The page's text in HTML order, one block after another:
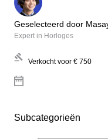
Geselecteerd door
Expert in Horloges
Verkocht voor € 750
Subcategorieën